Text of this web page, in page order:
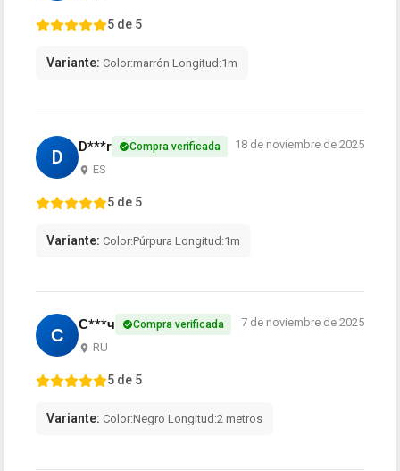
5 de 5
Variante: Color:marrón Longitud:1m
D D***r Compra verificada
ES
18 de noviembre de 2025
5 de 5
Variante: Color:Púrpura Longitud:1m
С С***ч Compra verificada
RU
7 de noviembre de 2025
5 de 5
Variante: Color:Negro Longitud:2 metros